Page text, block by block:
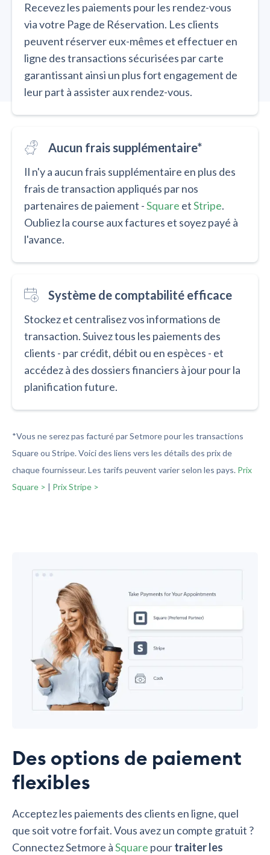
Recevez les paiements pour les rendez-vous
via votre Page de Réservation. Les clients
peuvent réserver eux-mêmes et effectuer en
ligne des transactions sécurisées par carte
garantissant ainsi un plus fort engagement de
leur part à assister aux rendez-vous.
Aucun frais supplémentaire*
Il n'y a aucun frais supplémentaire en plus des
frais de transaction appliqués par nos
partenaires de paiement -Square etStripe.
Oubliez la course aux factures et soyez payé à
l'avance.
Système de comptabilité efficace
Stockez et centralisez vos informations de
transaction. Suivez tous les paiements des
clients - par crédit, débit ou en espèces - et
accédez à des dossiers financiers à jour pour la
planification future.
*Vous ne serez pas facturé par Setmore pour les transactions
Square ou Stripe. Voici des liens vers les détails des prix de
chaque fournisseur. Les tarifs peuvent varier selon les pays. Prix
Square >
Prix Stripe >
Des options de paiement
flexibles
Acceptez les paiements des clients en ligne, quel
que soit votre forfait. Vous avez un compte gratuit ?
Connectez Setmore àSquare pourtraiter les